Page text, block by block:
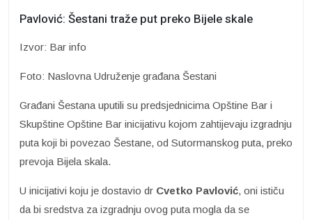
Pavlović: Šestani traže put preko Bijele skale
Izvor: Bar info
Foto: Naslovna Udruženje građana Šestani
Građani Šestana uputili su predsjednicima Opštine Bar i
Skupštine Opštine Bar inicijativu kojom zahtijevaju izgradnju
puta koji bi povezao Šestane, od Sutormanskog puta, preko
prevoja Bijela skala.
U inicijativi koju je dostavio dr Cvetko Pavlović, oni ističu
da bi sredstva za izgradnju ovog puta mogla da se